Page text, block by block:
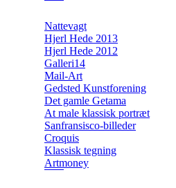
Nattevagt
Hjerl Hede 2013
Hjerl Hede 2012
Galleri14
Mail-Art
Gedsted Kunstforening
Det gamle Getama
At male klassisk portræt
Sanfransisco-billeder
Croquis
Klassisk tegning
Artmoney